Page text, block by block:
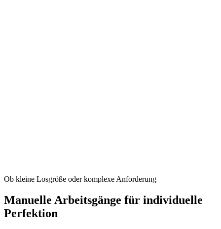
Ob kleine Losgröße oder komplexe Anforderung
Manuelle Arbeitsgänge für individuelle
Perfektion